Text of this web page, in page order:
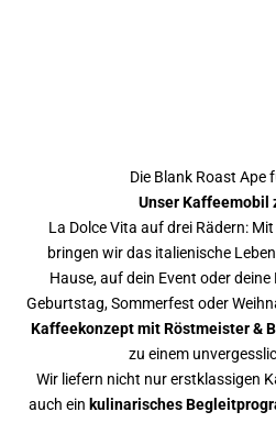
Die Blank Roast Ape
Unser Kaffeemobil
La Dolce Vita auf drei Rädern:
bringen wir das italienische
Hause, auf dein Event oder
Geburtstag, Sommerfest oder
Kaffeekonzept mit Röstmeister &
zu einem
Wir liefern nicht nur erstklassigen
auch ein kulinarisches